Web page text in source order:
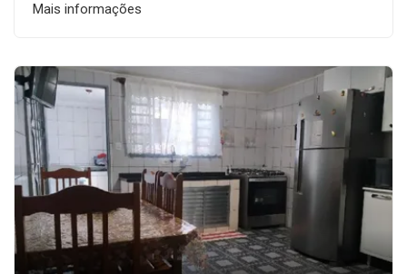
Mais informações